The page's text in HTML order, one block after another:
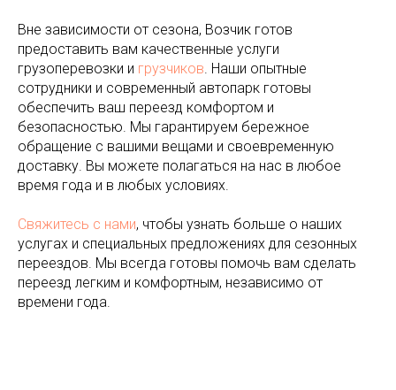
Вне зависимости от сезона, Возчик готов
предоставить вам качественные услуги
грузоперевозки и грузчиков. Наши опытные
сотрудники и современный автопарк готовы
обеспечить ваш переезд комфортом и
безопасностью. Мы гарантируем бережное
обращение с вашими вещами и своевременную
доставку. Вы можете полагаться на нас в любое
время года и в любых условиях.
Свяжитесь с нами, чтобы узнать больше о наших
услугах и специальных предложениях для сезонных
переездов. Мы всегда готовы помочь вам сделать
переезд легким и комфортным, независимо от
времени года.